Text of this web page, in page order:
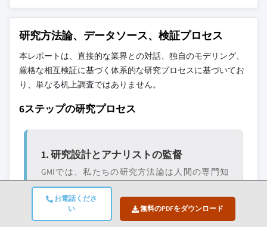
お電話くださ
い
無料のPDFをダウンロード
研究方法論、データソース、検証プロセス
本レポートは、直接的な業界との対話、独自のモデリング、
厳格な相互検証に基づく体系的な研究プロセスに基づいてお
り、単なる机上調査ではありません。
6ステップの研究プロセス
1. 研究設計とアナリストの監督
GMIでは、私たちの研究方法論は人間の専門知
識、厳格な検証、そして完全な透明性の基盤の上
に構築されています。私たちのレポートにおける
すべての洞察、トレンド分析、予測は、お客様の